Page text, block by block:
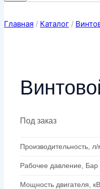
Главная / Каталог /
Под заказ
Производительность,
Рабочее давление, Бар
Мощность двигателя,